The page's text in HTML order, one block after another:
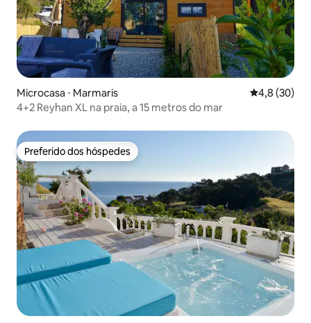
Microcasa ⋅ Marmaris 4,8 de uma
4,8 (30)
4+2 Reyhan XL na praia, a 15 metros do mar
Preferido dos hóspedes
Preferido dos hóspedes